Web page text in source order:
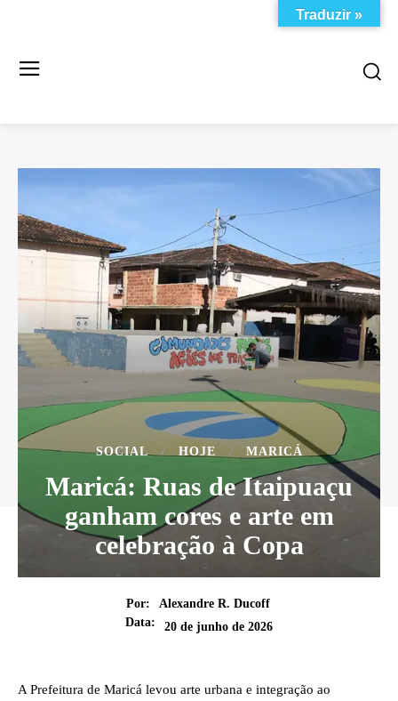
SOCIAL HOJE MARICÁ
Maricá: Ruas de Itaipuaçu
ganham cores e arte em
celebração à Copa
Por:
Alexandre R. Ducoff
Data:
20 de junho de 2026
A Prefeitura de Maricá levou arte urbana e integração ao
Traduzir »